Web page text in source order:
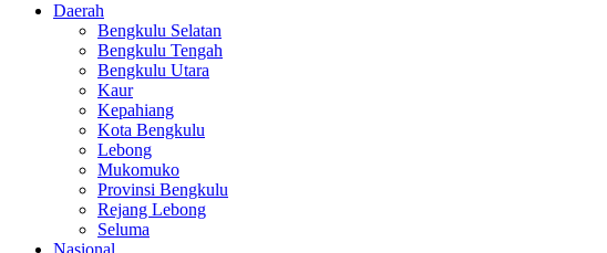
Daerah
Bengkulu Selatan
Bengkulu Tengah
Bengkulu Utara
Kaur
Kepahiang
Kota Bengkulu
Lebong
Mukomuko
Provinsi Bengkulu
Rejang Lebong
Seluma
Nasional